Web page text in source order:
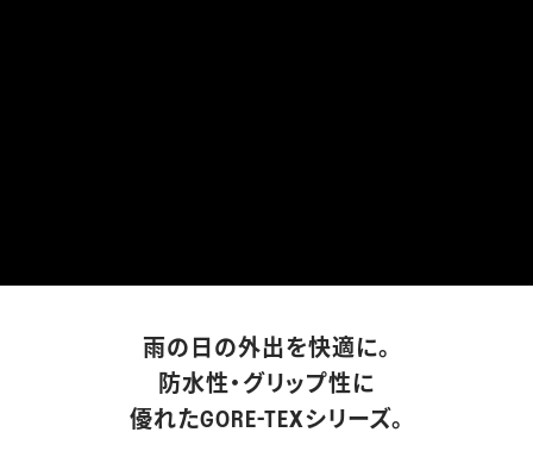
TECHNOLOGY
雨の日の外出を快適に。
防水性・グリップ性に
優れたGORE-TEXシリーズ。